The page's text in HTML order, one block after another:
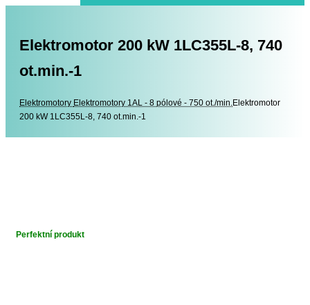
Elektromotor 200 kW 1LC355L-8, 740
ot.min.-1
Elektromotory Elektromotory
Elektromotory 1AL - 8 pólové - 750 ot./min.Elektromotor
200 kW 1LC355L-8, 740 ot.min.-1
Perfektní produkt